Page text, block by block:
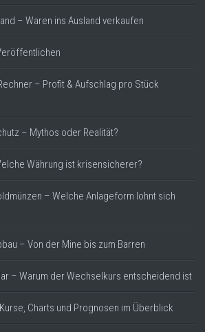
– Waren ins Ausland verkaufen
– Profit & Aufschlag pro Stück
– Mythos oder Realität?
Währung ist krisensicherer?
– Welche Anlageform lohnt sich
– Von der Mine bis zum Barren
– Warum der Wechselkurs entscheidend ist
Charts und Prognosen im Überblick